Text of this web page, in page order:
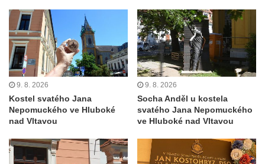
Kenotaf Edmunda Andera na hřbitově v
Krásné u Pěnčína
Hřbitovní kaple rodiny Fiedler na hřbitově v
Teplicích nad Metují
Kenotaf Franze Ruseho na hřbitově v
Teplicích nad Metují
Pomník obětem 2. světové války na hřbitově
Hrob Waltera Hilleho na hřbitově ve Vlčí
9. 8. 2026
Kostel svatého Jana
Nepomuckého ve Hluboké
nad Vltavou
9. 8. 2026
Socha Anděl u kostela
svatého Jana Nepomuckého
ve Hluboké nad Vltavou